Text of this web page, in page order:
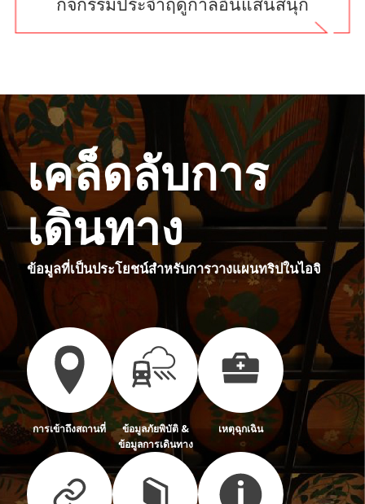
เคล็ดลับการ
เดินทาง
ข้อมูลที่เป็นประโยชน์สำหรับการวางแผนทริปในไอจิ
การเข้าถึงสถานที่
ข้อมูลภัยพิบัติ &
ข้อมูลการเดินทาง
เหตุฉุกเฉิน